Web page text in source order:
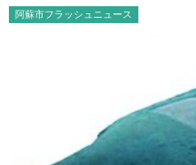
阿蘇市フラッシュニュース